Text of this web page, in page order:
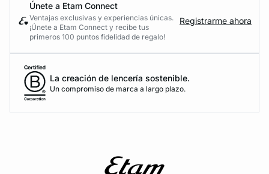
Únete a Etam Connect
Ventajas exclusivas y experiencias únicas.
¡Únete a Etam Connect y recibe tus
primeros 100 puntos fidelidad de regalo!
Registrarme ahora
La creación de lencería sostenible.
Un compromiso de marca a largo plazo.